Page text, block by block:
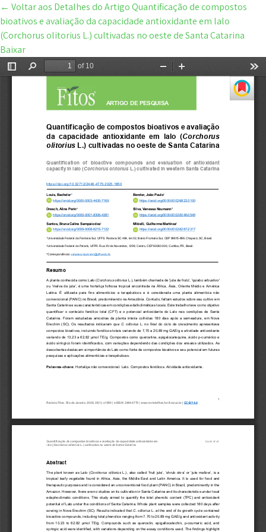
← Voltar aos Detalhes do ArtigoQuantificação de compostos
bioativos e avaliação da capacidade antioxidante em lalo
(Corchorus olitorius L.) cultivadas no oeste de Santa Catarina
Baixar